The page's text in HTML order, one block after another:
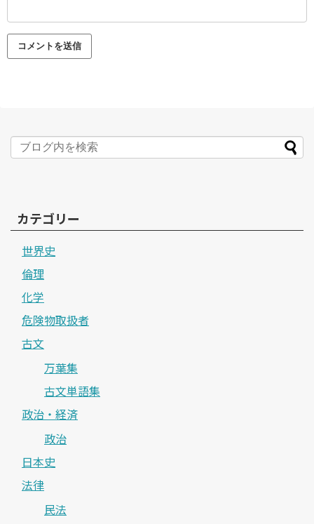
カテゴリー
世界史
倫理
化学
危険物取扱者
古文
万葉集
古文単語集
政治・経済
政治
日本史
法律
民法